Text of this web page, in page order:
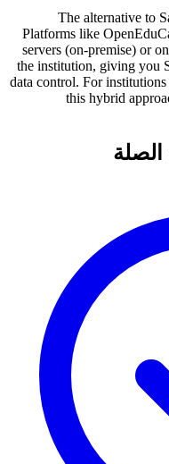
The alternative to
Platforms like
servers (on-premise) or
the institution, giving you
data control. For
this hybrid